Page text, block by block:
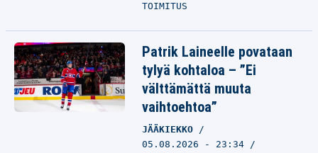
TOIMITUS
Patrik Laineelle povataan
tylyä kohtaloa – ”Ei
välttämättä muuta
vaihtoehtoa”
JÄÄKIEKKO
05.08.2026 - 23:34